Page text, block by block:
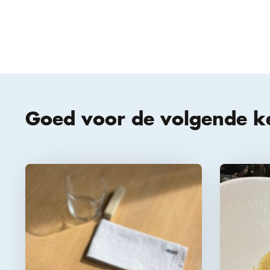
Goed voor de volgende